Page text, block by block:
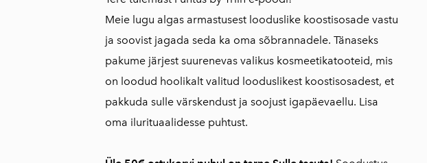
Meie lugu algas armastusest looduslike koostisosade vastu
ja soovist jagada seda ka oma sõbrannadele. Tänaseks
pakume järjest suurenevas valikus kosmeetikatooteid, mis
on loodud hoolikalt valitud looduslikest koostisosadest, et
pakkuda sulle värskendust ja soojust igapäevaellu. Lisa
oma ilurituaalidesse puhtust.